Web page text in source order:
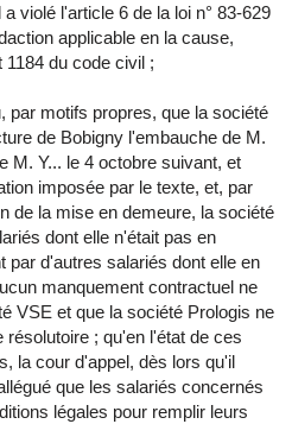
violé l'article 6 de la loi n° 83-629
applicable en la cause,
du code civil ;
par motifs propres, que la société
de Bobigny l'embauche de M.
M. Y... le 4 octobre suivant, et
imposée par le texte, et, par
de la mise en demeure, la société
dont elle n'était pas en
par d'autres salariés dont elle en
manquement contractuel ne
VSE et que la société Prologis ne
; qu'en l'état de ces
la cour d'appel, dès lors qu'il
que les salariés concernés
légales pour remplir leurs